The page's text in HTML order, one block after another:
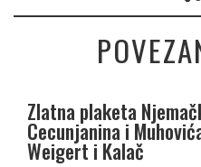
Zlatna plaketa
Cecunjanina i
Weigert i Kalač